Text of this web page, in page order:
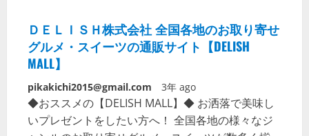
ＤＥＬＩＳＨ株式会社 全国各地のお取り寄せ
グルメ・スイーツの通販サイト【DELISH
MALL】
pikakichi2015@gmail.com 3年 ago
◆おススメの【DELISH MALL】◆ お洒落で美味し
いプレゼントをしたい方へ！ 全国各地の様々なジ